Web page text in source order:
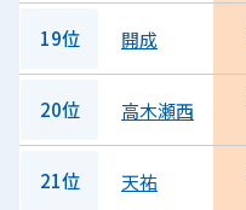
19位 開成
20位 高木瀬西
21位 天祐